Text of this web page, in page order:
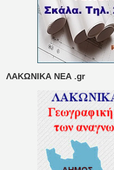
ΛΑΚΩΝΙΚΑ ΝΕΑ .gr